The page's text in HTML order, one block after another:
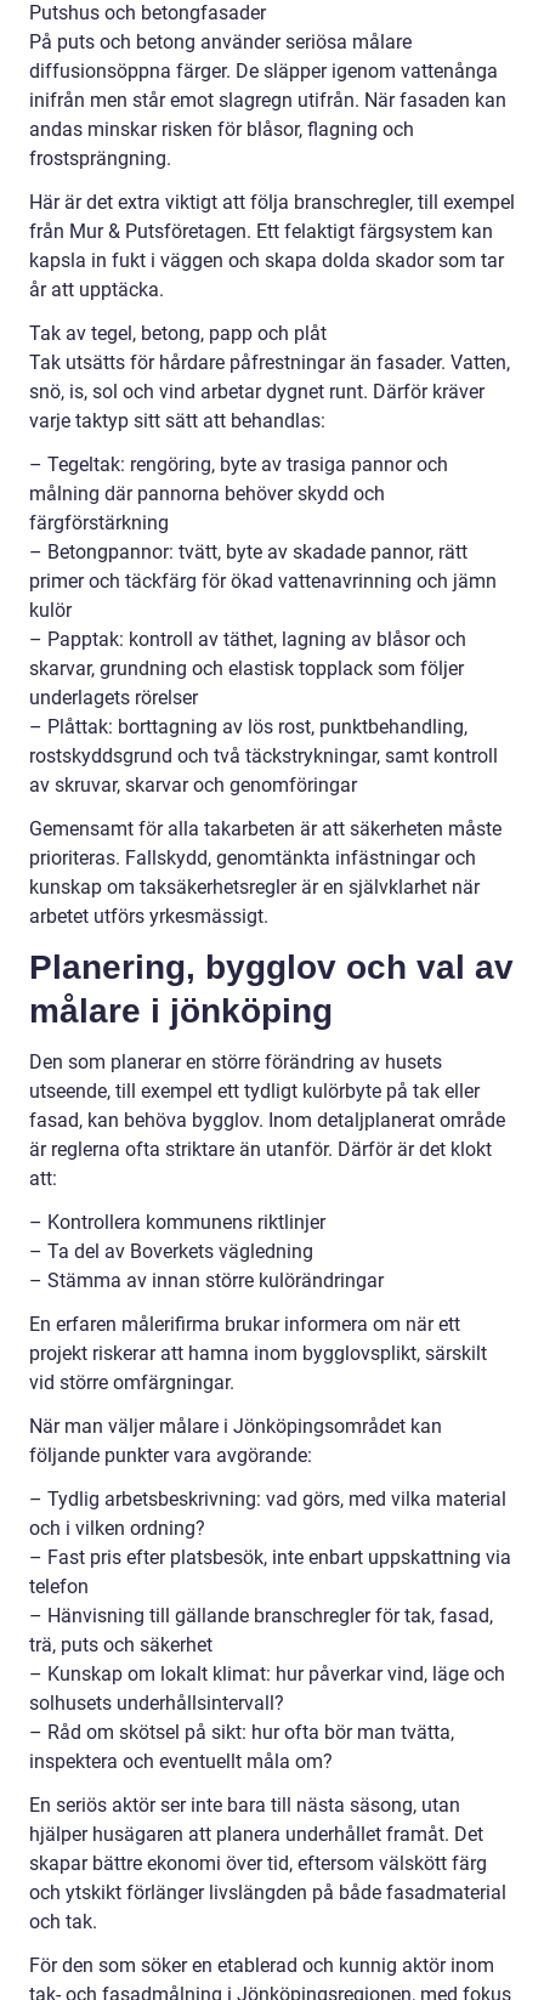
Putshus och betongfasader
På puts och betong använder seriösa målare
diffusionsöppna färger. De släpper igenom vattenånga
inifrån men står emot slagregn utifrån. När fasaden kan
andas minskar risken för blåsor, flagning och
frostsprängning.
Här är det extra viktigt att följa branschregler, till exempel
från Mur & Putsföretagen. Ett felaktigt färgsystem kan
kapsla in fukt i väggen och skapa dolda skador som tar
år att upptäcka.
Tak av tegel, betong, papp och plåt
Tak utsätts för hårdare påfrestningar än fasader. Vatten,
snö, is, sol och vind arbetar dygnet runt. Därför kräver
varje taktyp sitt sätt att behandlas:
– Tegeltak: rengöring, byte av trasiga pannor och
målning där pannorna behöver skydd och
färgförstärkning
– Betongpannor: tvätt, byte av skadade pannor, rätt
primer och täckfärg för ökad vattenavrinning och jämn
kulör
– Papptak: kontroll av täthet, lagning av blåsor och
skarvar, grundning och elastisk topplack som följer
underlagets rörelser
– Plåttak: borttagning av lös rost, punktbehandling,
rostskyddsgrund och två täckstrykningar, samt kontroll
av skruvar, skarvar och genomföringar
Gemensamt för alla takarbeten är att säkerheten måste
prioriteras. Fallskydd, genomtänkta infästningar och
kunskap om taksäkerhetsregler är en självklarhet när
arbetet utförs yrkesmässigt.
Planering, bygglov och val av
målare i jönköping
Den som planerar en större förändring av husets
utseende, till exempel ett tydligt kulörbyte på tak eller
fasad, kan behöva bygglov. Inom detaljplanerat område
är reglerna ofta striktare än utanför. Därför är det klokt
att:
– Kontrollera kommunens riktlinjer
– Ta del av Boverkets vägledning
– Stämma av innan större kulörändringar
En erfaren målerifirma brukar informera om när ett
projekt riskerar att hamna inom bygglovsplikt, särskilt
vid större omfärgningar.
När man väljer målare i Jönköpingsområdet kan
följande punkter vara avgörande:
– Tydlig arbetsbeskrivning: vad görs, med vilka material
och i vilken ordning?
– Fast pris efter platsbesök, inte enbart uppskattning via
telefon
– Hänvisning till gällande branschregler för tak, fasad,
trä, puts och säkerhet
– Kunskap om lokalt klimat: hur påverkar vind, läge och
solhusets underhållsintervall?
– Råd om skötsel på sikt: hur ofta bör man tvätta,
inspektera och eventuellt måla om?
En seriös aktör ser inte bara till nästa säsong, utan
hjälper husägaren att planera underhållet framåt. Det
skapar bättre ekonomi över tid, eftersom välskött färg
och ytskikt förlänger livslängden på både fasadmaterial
och tak.
För den som söker en etablerad och kunnig aktör inom
tak- och fasadmålning i Jönköpingsregionen, med fokus